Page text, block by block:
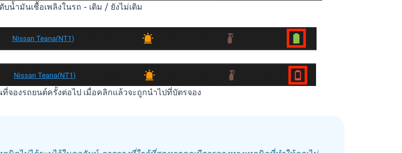
น้ำมันเชื้อเพลิงในรถ - เติม / ยังไม่เติม
จองรถยนต์ครั้งต่อไป เมื่อคลิกแล้วจะถูกนำไปที่บัตรจอง